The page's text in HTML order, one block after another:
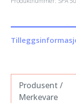
til
450
ø15x58,5cm
Produsent /
Merkevare